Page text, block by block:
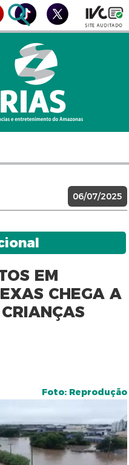
06/07/2025
EM
CHEGA A
Foto: Reprodução